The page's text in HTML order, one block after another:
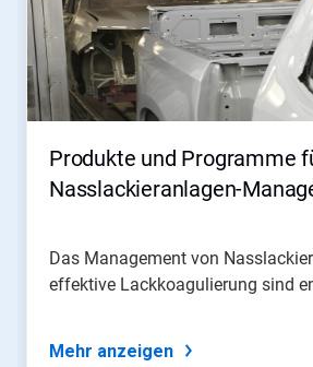
Produkte und Programme
Nasslackieranlagen-
Das Management von
effektive Lackkoagulierung sind
Mehr anzeigen